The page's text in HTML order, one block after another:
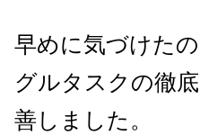
早めに気づけた
グルタスクの徹
善しました。